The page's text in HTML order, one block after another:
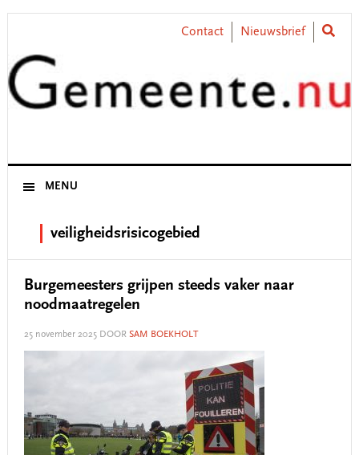
Skip
primary
navigation
Skip
content
Skip
primary
sidebar
Skip
footer
Contact Nieuwsbrief
MENU
veiligheidsrisicogebied
Burgemeesters grijpen steeds vaker naar
noodmaatregelen
25 november 2025DOOR SAM BOEKHOLT